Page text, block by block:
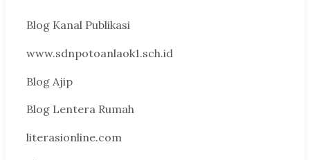
Blog Kanal Publikasi
www.sdnpotoanlaok1.sch.id
Blog Ajip
Blog Lentera Rumah
literasionline.com